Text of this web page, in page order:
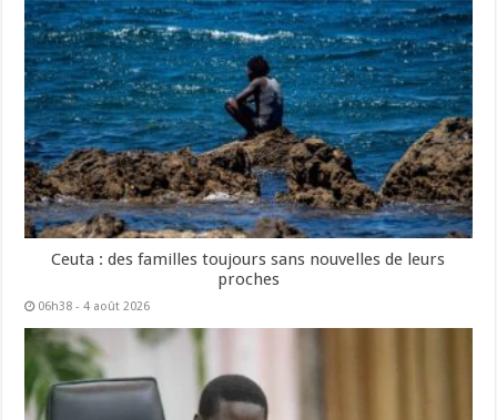
Ceuta : des familles toujours sans nouvelles de leurs
proches
06h38 - 4 août 2026